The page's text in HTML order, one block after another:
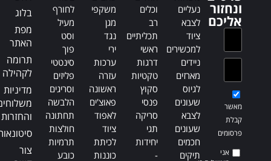
e
ונחזור
אליכם
מאשר
קבלת
פרסומים
אני
נעליים
לצבא
ציוד
למכשירים
ניידים
מארזים
לגיוס
שעונים
לצבא
שעונים
חכמים
תיקים
וכלים
רב
תכליתיים
ראשי
דרגות
טקטיות
סקוץ
פנסי
סריקה
תגי
יחידות
-
משקפי
מגן
נגד
ירי
ערכות
עזרה
ראשונה
פאוצ'ים
לאפוד
ציוד
לכיתת
כוננות
לחורף
מעיל
וסט
פוך
סינטטי
פליזים
וסריגים
הלבשה
תחתונה
חולצות
תרמיות
כובע
בלוג
מפת
האתר
תרומה
לקהילה
מדיניות
והחזרות
צור